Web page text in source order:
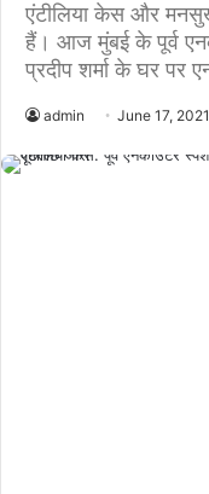
एंटीलिया केस और
हैं। आज मुंबई के पूर्व
प्रदीप शर्मा के घर पर
admin June 17, 2021